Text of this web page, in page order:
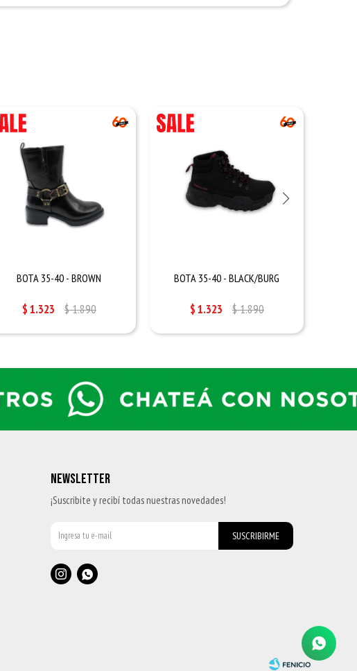
BOTA 35-40 - BROWN
$1.323 $1.890
BOTA 35-40 - BLACK/BURG
$1.323 $1.890
NEWSLETTER
¡Suscribite y recibí todas nuestras novedades!
SUSCRIBIRME
 